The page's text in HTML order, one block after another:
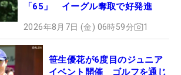
「65」 イーグル奪取で好発進
2026年8月7日 (金) 06時59分 1
笹生優花が6度目のジュニア
イベント開催 ゴルフを通じ